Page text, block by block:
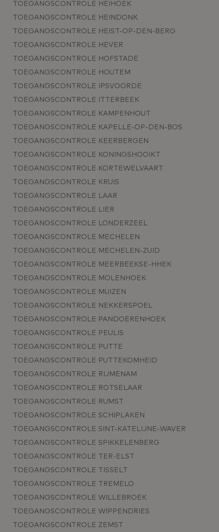
TOEGANGSCONTROLE HEIHOEK
TOEGANGSCONTROLE HEINDONK
TOEGANGSCONTROLE HEIST-OP-DEN-BERG
TOEGANGSCONTROLE HEVER
TOEGANGSCONTROLE HOFSTADE
TOEGANGSCONTROLE HOUTEM
TOEGANGSCONTROLE IPSVOORDE
TOEGANGSCONTROLE ITTERBEEK
TOEGANGSCONTROLE KAMPENHOUT
TOEGANGSCONTROLE KAPELLE-OP-DEN-BOS
TOEGANGSCONTROLE KEERBERGEN
TOEGANGSCONTROLE KONINGSHOOIKT
TOEGANGSCONTROLE KORTEWELVAART
TOEGANGSCONTROLE KRUIS
TOEGANGSCONTROLE LAAR
TOEGANGSCONTROLE LIER
TOEGANGSCONTROLE LONDERZEEL
TOEGANGSCONTROLE MECHELEN
TOEGANGSCONTROLE MECHELEN-ZUID
TOEGANGSCONTROLE MEERBEEKSE-HHEK
TOEGANGSCONTROLE MOLENHOEK
TOEGANGSCONTROLE MUIZEN
TOEGANGSCONTROLE NEKKERSPOEL
TOEGANGSCONTROLE PANDOERENHOEK
TOEGANGSCONTROLE PEULIS
TOEGANGSCONTROLE PUTTE
TOEGANGSCONTROLE PUTTEKOMHEID
TOEGANGSCONTROLE RIJMENAM
TOEGANGSCONTROLE ROTSELAAR
TOEGANGSCONTROLE RUMST
TOEGANGSCONTROLE SCHIPLAKEN
TOEGANGSCONTROLE SINT-KATELIJNE-WAVER
TOEGANGSCONTROLE SPIKKELENBERG
TOEGANGSCONTROLE TER-ELST
TOEGANGSCONTROLE TISSELT
TOEGANGSCONTROLE TREMELO
TOEGANGSCONTROLE WILLEBROEK
TOEGANGSCONTROLE WIPPENDRIES
TOEGANGSCONTROLE ZEMST